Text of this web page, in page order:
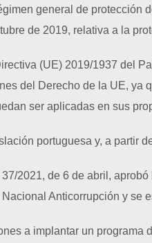
general de
de 2019, relativa a la
(UE) 2019/1937 del
del Derecho de la UE,
ser aplicadas en sus
portuguesa y, a partir
2021, de 6 de abril,
Anticorrupción y
a implantar un